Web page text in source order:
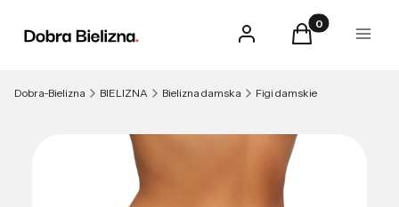
Zaloguj sięProdukty w
Koszyk Menu
Dobra-Bielizna BIELIZNA Bielizna damska Figi damskie